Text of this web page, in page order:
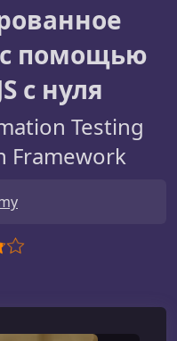
с помощью
с нуля
Testing
Framework